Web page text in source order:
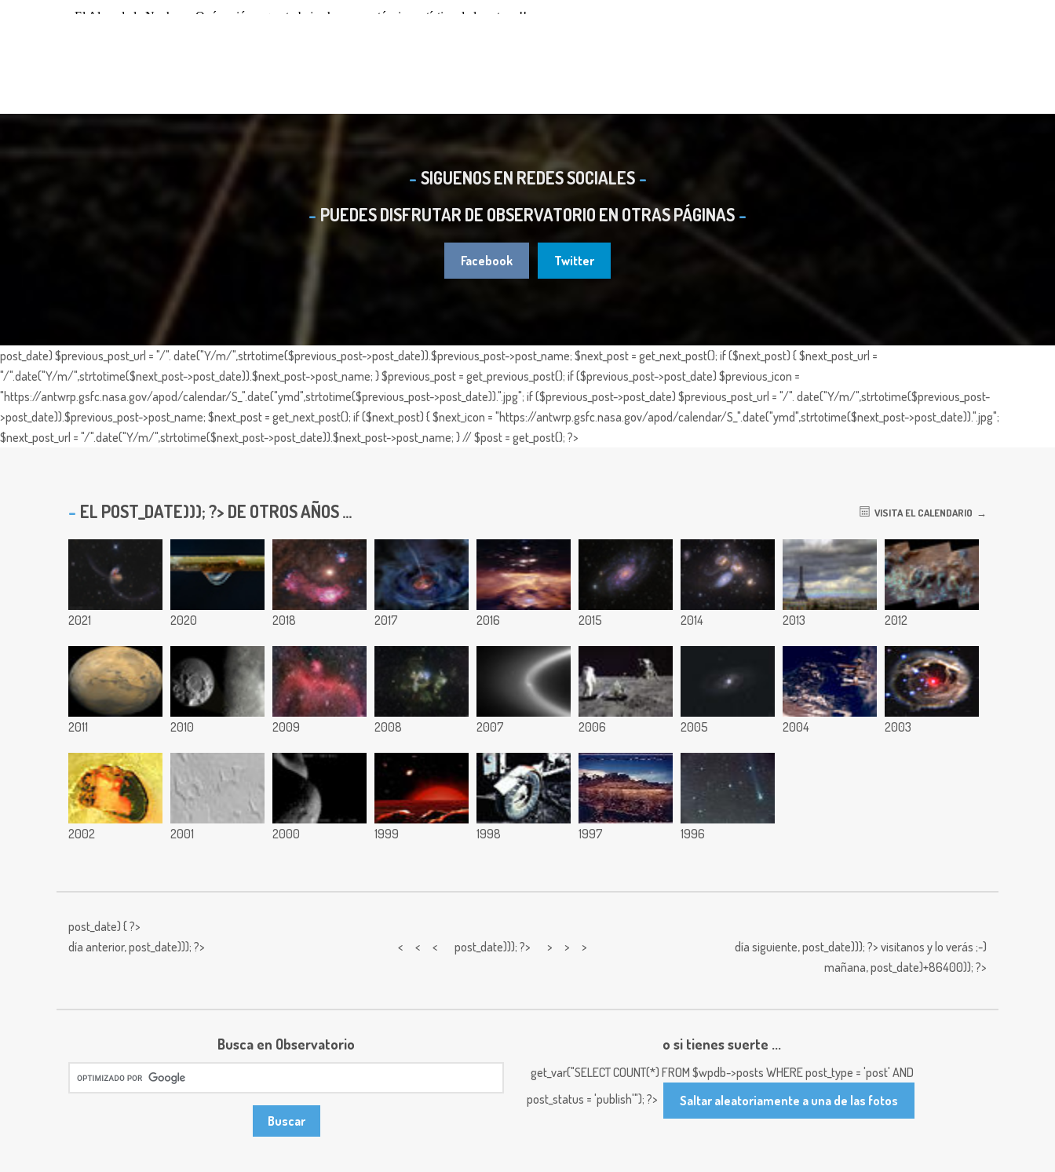
SIGUENOS EN REDES SOCIALES
PUEDES DISFRUTAR DE OBSERVATORIO EN OTRAS PÁGINAS
Facebook Twitter
post_date) $previous_post_url = "/". date("Y/m/",strtotime($previous_post->post_date)).$previous_post->post_name; $next_post = get_next_post(); if ($next_post) { $next_post_url =
"/".date("Y/m/",strtotime($next_post->post_date)).$next_post->post_name; } $previous_post = get_previous_post(); if ($previous_post->post_date) $previous_icon =
"https://antwrp.gsfc.nasa.gov/apod/calendar/S_".date("ymd",strtotime($previous_post->post_date)).".jpg"; if ($previous_post->post_date) $previous_post_url = "/". date("Y/m/",strtotime($previous_post-
>post_date)).$previous_post->post_name; $next_post = get_next_post(); if ($next_post) { $next_icon = "https://antwrp.gsfc.nasa.gov/apod/calendar/S_".date("ymd",strtotime($next_post->post_date)).".jpg";
$next_post_url = "/".date("Y/m/",strtotime($next_post->post_date)).$next_post->post_name; } // $post = get_post(); ?>
EL POST_DATE))); ?> DE OTROS AÑOS ... VISITA EL CALENDARIO
2021 2020 2018 2017 2016 2015 2014 2013 2012
2011 2010 2009 2008 2007 2006 2005 2004 2003
2002 2001 2000 1999 1998 1997 1996
post_date) { ?>
día anterior,post_date))); ?> < < < post_date))); ?> > > > día siguiente,post_date))); ?> visitanos y lo verás ;-)
mañana,post_date)+86400)); ?>
Busca en Observatorio o si tienes suerte ...
get_var("SELECT COUNT(*) FROM $wpdb->posts WHERE post_type = 'post' AND
post_status = 'publish'"); ?>
Saltar aleatoriamente a una de las fotos